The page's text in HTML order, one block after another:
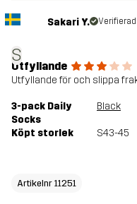
S
Sakari Y. Verifierad
Utfyllande
Utfyllande för och slippa
3-pack Daily
Socks
Black
Köpt storlek S43-45
Artikelnr 11251